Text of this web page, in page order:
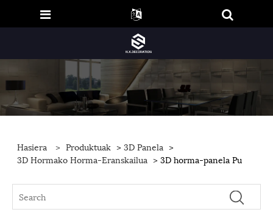
Hasiera > Produktuak >3D Panela >
3D Hormako Horma-Eranskailua > 3D horma-panela Pu